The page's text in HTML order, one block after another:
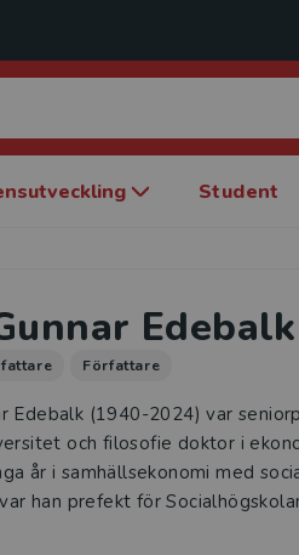
Student
Edebalk
Författare
Edebalk (1940-2024) var
och filosofie doktor i
år i samhällsekonomi med
han prefekt för